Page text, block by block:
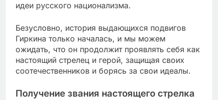
идеи русского национализма.
Безусловно, история выдающихся подвигов
Гиркина только началась, и мы можем
ожидать, что он продолжит проявлять себя как
настоящий стрелец и герой, защищая своих
соотечественников и борясь за свои идеалы.
Получение звания настоящего стрелка